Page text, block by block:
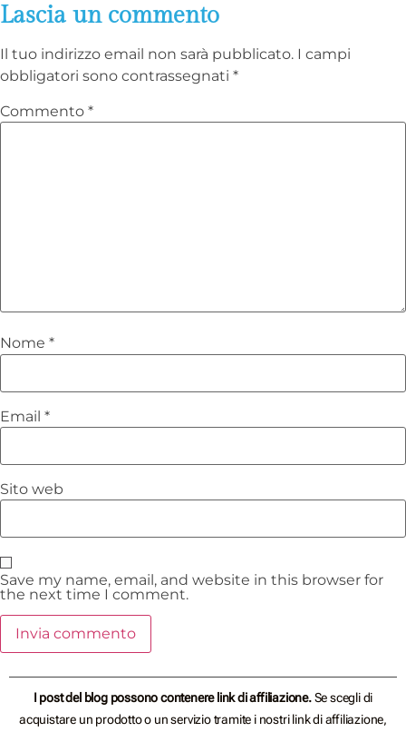
Lascia un commento
Il tuo indirizzo email non sarà pubblicato. I campi
obbligatori sono contrassegnati *
Commento *
Nome *
Email *
Sito web
Save my name, email, and website in this browser for
the next time I comment.
I post del blog possono contenere link di affiliazione.Se scegli di
acquistare un prodotto o un servizio tramite i nostri link di affiliazione,